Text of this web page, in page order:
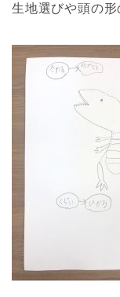
生地選びや頭の形